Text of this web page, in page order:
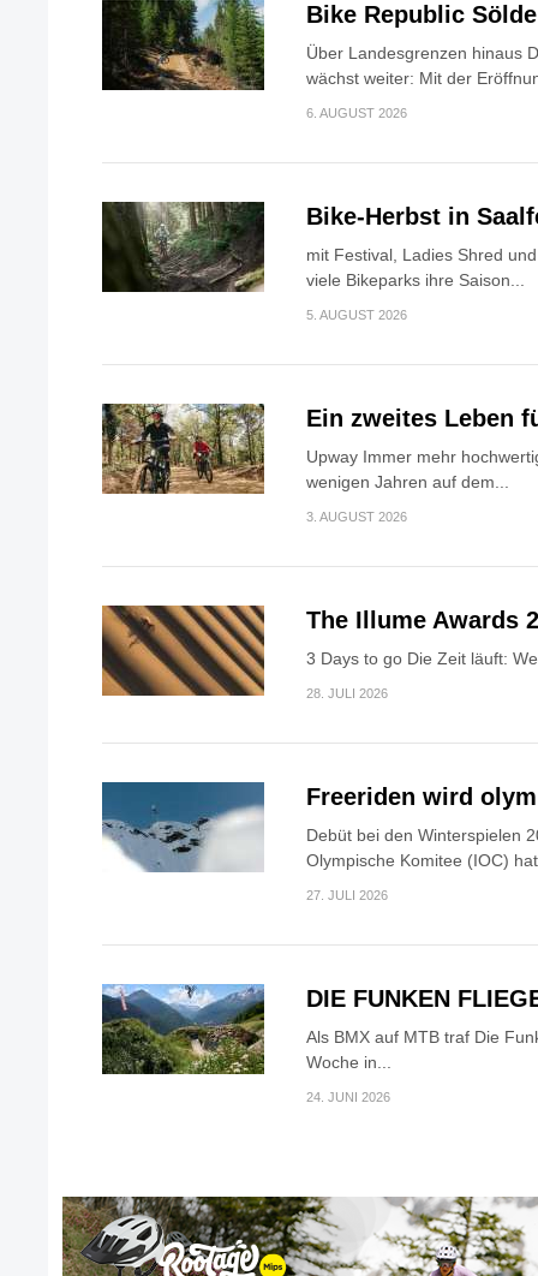
Bike Republic
Über Landesgrenzen hinaus
wächst weiter: Mit der
6. AUGUST 2026
Bike-Herbst in
mit Festival, Ladies Shred
viele Bikeparks ihre Saison...
5. AUGUST 2026
Ein zweites Leben
Upway Immer mehr
wenigen Jahren auf dem...
3. AUGUST 2026
The Illume Awards
3 Days to go Die Zeit läuft:
28. JULI 2026
Freeriden wird
Debüt bei den Winterspielen
Olympische Komitee (IOC)
27. JULI 2026
DIE FUNKEN
Als BMX auf MTB traf Die
Woche in...
24. JUNI 2026